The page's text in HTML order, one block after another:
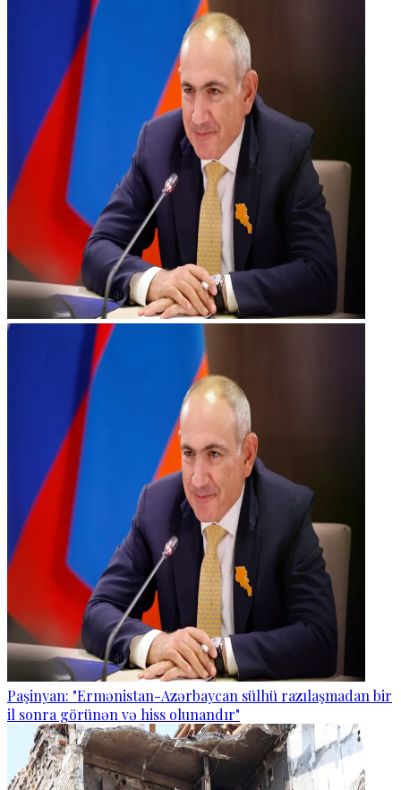
Paşinyan: "Ermənistan-Azərbaycan sülhü razılaşmadan bir
il sonra görünən və hiss olunandır"